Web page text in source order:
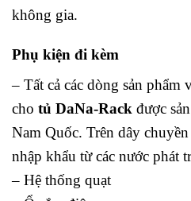
không gia.
Phụ kiện đi kèm
– Tất cả các dòng sản phẩm
cho tủ DaNa-Rack được
Nam Quốc. Trên dây
nhập khẩu từ các nước phát
– Hệ thống quạt